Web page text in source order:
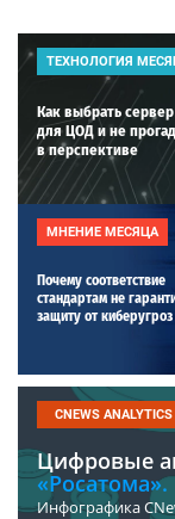
ТЕХНОЛОГИЯ
Как выбрать сервер
для ЦОД и не
в перспективе
МНЕНИЕ МЕСЯЦА
Почему соответствие
стандартам не
защиту от киберугроз
CNEWS ANALYTICS
Цифровые
«Росатома».
Инфографика